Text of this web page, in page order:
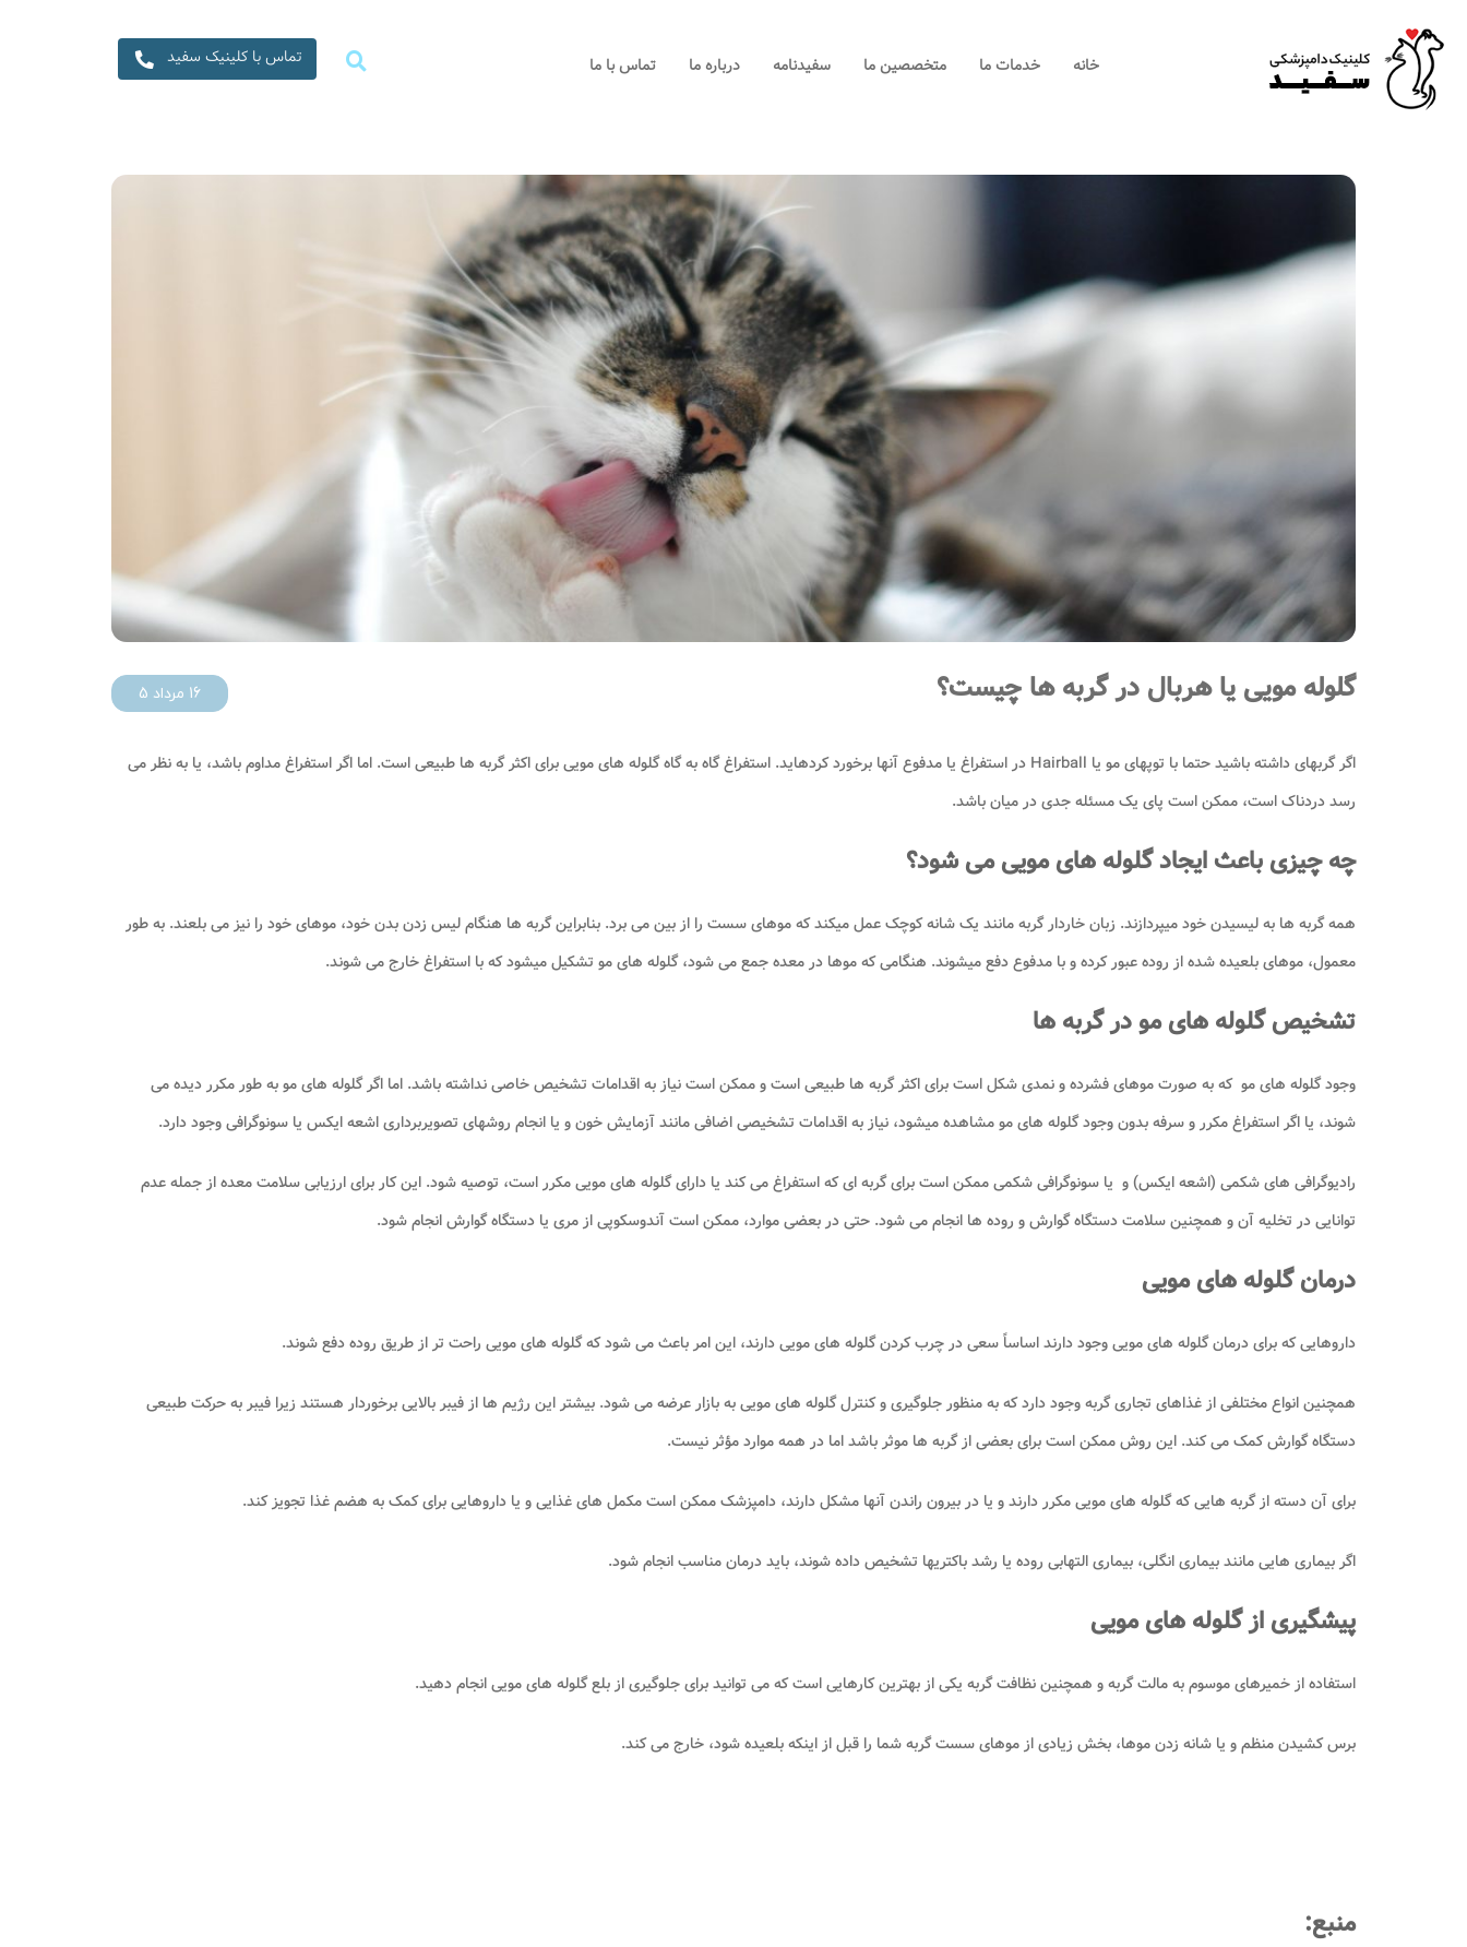
تماس با کلینیک سفید خانه خدمات ما متخصصین ما سفیدنامه درباره ما تماس با ما ×
سفیدنامه
درباره ما
تماس با ما
16 مرداد 5 گلوله مویی یا هربال در گربه ها چیست؟
اگر گربه­ای داشته باشید حتما با توپ­های مو یا Hairball در استفراغ یا مدفوع آن­ها برخورد کرده­اید. استفراغ گاه به گاه گلوله های مویی برای اکثر گربه ها طبیعی است. اما اگر استفراغ مداوم باشد، یا به نظر می
رسد دردناک است، ممکن است پای یک مسئله جدی در میان باشد.
چه چیزی باعث ایجاد گلوله­ های مویی می شود؟
همه گربه ها به لیسیدن خود میپردازند. زبان خاردار گربه مانند یک شانه کوچک عمل میکند که موهای سست را از بین می برد. بنابراین گربه ها هنگام لیس زدن بدن خود، موهای خود را نیز می بلعند. به طور
معمول، موهای بلعیده شده از روده عبور کرده و با مدفوع دفع میشوند. هنگامی که موها در معده جمع می شود، گلوله های مو تشکیل میشود که با استفراغ خارج می شوند.
تشخیص گلوله ­های مو در گربه ­ها
وجود گلوله های مو که به صورت موهای فشرده و نمدی شکل است برای اکثر گربه ها طبیعی است و ممکن است نیاز به اقدامات تشخیص خاصی نداشته باشد. اما اگر گلوله های مو به طور مکرر دیده می
شوند، یا اگر استفراغ مکرر و سرفه بدون وجود گلوله های مو مشاهده میشود، نیاز به اقدامات تشخیصی اضافی مانند آزمایش خون و یا انجام روشهای تصویربرداری اشعه ایکس یا سونوگرافی وجود دارد.
رادیوگرافی های شکمی (اشعه ایکس) و یا سونوگرافی شکمی ممکن است برای گربه ای که استفراغ می کند یا دارای گلوله های مویی مکرر است، توصیه شود. این کار برای ارزیابی سلامت معده از جمله عدم
توانایی در تخلیه آن و همچنین سلامت دستگاه گوارش و روده ها انجام می شود. حتی در بعضی موارد، ممکن است آندوسکوپی از مری یا دستگاه گوارش انجام شود.
درمان گلوله­ های مویی
داروهایی که برای درمان گلوله های مویی وجود دارند اساساً سعی در چرب کردن گلوله های مویی دارند، این امر باعث می شود که گلوله های مویی راحت تر از طریق روده دفع شوند.
همچنین انواع مختلفی از غذاهای تجاری گربه وجود دارد که به منظور جلوگیری و کنترل گلوله های مویی به بازار عرضه می شود. بیشتر این رژیم ها از فیبر بالایی برخوردار هستند زیرا فیبر به حرکت طبیعی
دستگاه گوارش کمک می کند. این روش ممکن است برای بعضی از گربه ها موثر باشد اما در همه موارد مؤثر نیست.
برای آن دسته از گربه هایی که گلوله های مویی مکرر دارند و یا در بیرون راندن آنها مشکل دارند، دامپزشک ممکن است مکمل های غذایی و یا داروهایی برای کمک به هضم غذا تجویز کند.
اگر بیماری هایی مانند بیماری انگلی، بیماری التهابی روده یا رشد باکتریها تشخیص داده شوند، باید درمان مناسب انجام شود.
پیشگیری از گلوله ­های مویی
استفاده از خمیرهای موسوم به مالت گربه و همچنین نظافت گربه یکی از بهترین کارهایی است که می توانید برای جلوگیری از بلع گلوله های مویی انجام دهید.
برس کشیدن منظم و یا شانه زدن موها، بخش زیادی از موهای سست گربه شما را قبل از اینکه بلعیده شود، خارج می کند.
منبع: